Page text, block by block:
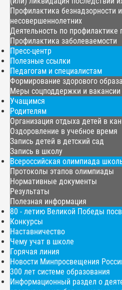
Профилактика безнадзорности
несовершеннолетних
Деятельность по профилактике
Профилактика заболеваемости
Пресс-центр
Полезные ссылки
Педагогам и специалистам
Формирование здорового
Меры соцподдержки и
Учащимся
Родителям
Организация отдыха детей в
Оздоровление в учебное время
Запись детей в детский сад
Запись в школу
Всероссийская олимпиада
Протоколы этапов олимпиады
Нормативные документы
Результаты
Полезная информация
80 - летию Великой Победы
Конкурсы
Наставничество
Чему учат в школе
Горячая линия
Новости Минпросвещения
300 лет системе образования
Информационный раздел о